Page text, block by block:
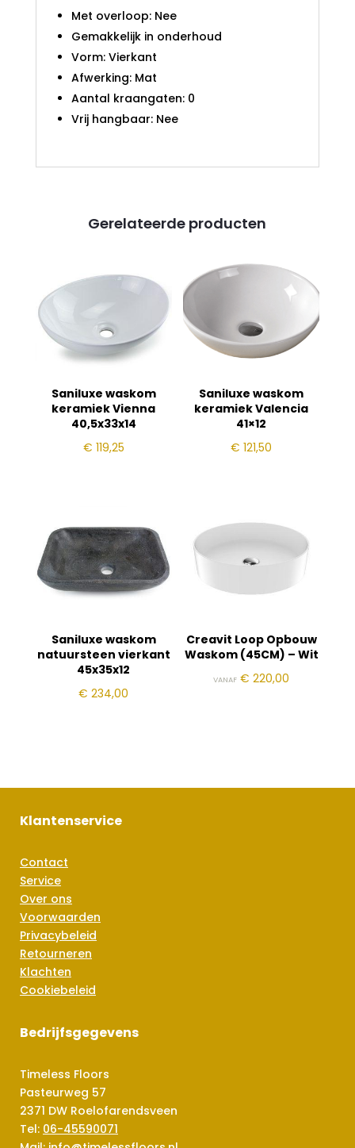
Met overloop: Nee
Gemakkelijk in onderhoud
Vorm: Vierkant
Afwerking: Mat
Aantal kraangaten: 0
Vrij hangbaar: Nee
Gerelateerde producten
Saniluxe waskom
keramiek Vienna
40,5x33x14
€ 119,25
Saniluxe waskom
keramiek Valencia
41×12
€ 121,50
Saniluxe waskom
natuursteen vierkant
45x35x12
€ 234,00
Creavit Loop Opbouw
Waskom (45CM) – Wit
VANAF € 220,00
Klantenservice
Contact
Service
Over ons
Voorwaarden
Privacybeleid
Retourneren
Klachten
Cookiebeleid
Bedrijfsgegevens
Timeless Floors
Pasteurweg 57
2371 DW Roelofarendsveen
Tel: 06-45590071